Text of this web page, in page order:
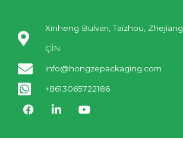
Xinheng Bulvarı, Taizhou, Zhejiang,
ÇİN
info@hongzepackaging.com
+8613065722186